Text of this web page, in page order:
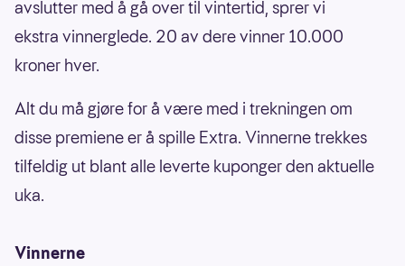
avslutter med å gå over til vintertid, sprer vi
ekstra vinnerglede. 20 av dere vinner 10.000
kroner hver.
Alt du må gjøre for å være med i trekningen om
disse premiene er å spille Extra. Vinnerne trekkes
tilfeldig ut blant alle leverte kuponger den aktuelle
uka.
Vinnerne